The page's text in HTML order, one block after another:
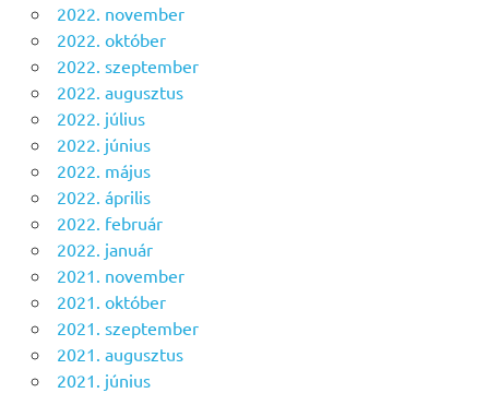
2022. november
2022. október
2022. szeptember
2022. augusztus
2022. július
2022. június
2022. május
2022. április
2022. február
2022. január
2021. november
2021. október
2021. szeptember
2021. augusztus
2021. június